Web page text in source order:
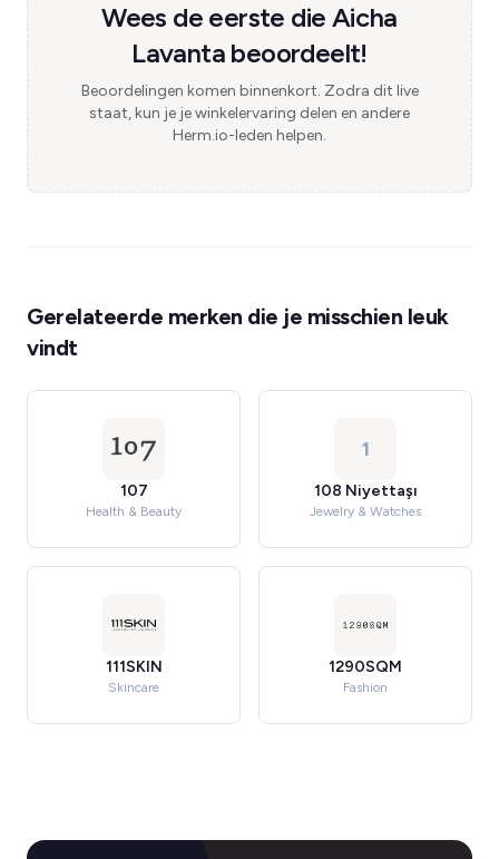
Wees de eerste die Aicha
Lavanta beoordeelt!
Beoordelingen komen binnenkort. Zodra dit live
staat, kun je je winkelervaring delen en andere
Herm.io-leden helpen.
Gerelateerde merken die je misschien leuk
vindt
107
Health & Beauty
1
108 Niyettaşı
Jewelry & Watches
111SKIN
Skincare
1290SQM
Fashion